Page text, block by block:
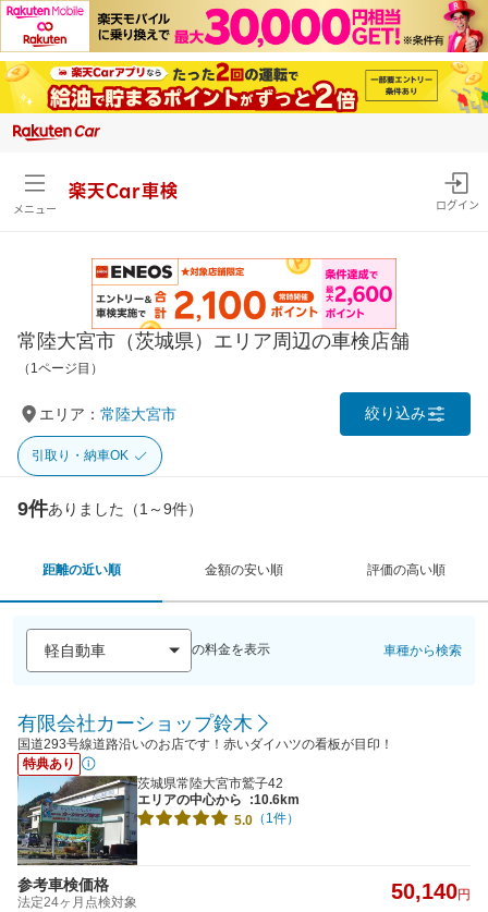
メニュー
楽天Car車検
ログイン
常陸大宮市（茨城県）エリア周辺の車検店舗
（1ページ目）
エリア： 常陸大宮市 絞り込み
引取り・納車OK
9件ありました（1～9件）
距離の近い順 金額の安い順 評価の高い順
の料金を表示 車種から検索
有限会社カーショップ鈴木
国道293号線道路沿いのお店です！赤いダイハツの看板が目印！
特典あり
茨城県常陸大宮市鷲子42
エリアの中心から
:10.6km
5.0 （1件）
参考車検価格
法定24ヶ月点検対象 50,140円